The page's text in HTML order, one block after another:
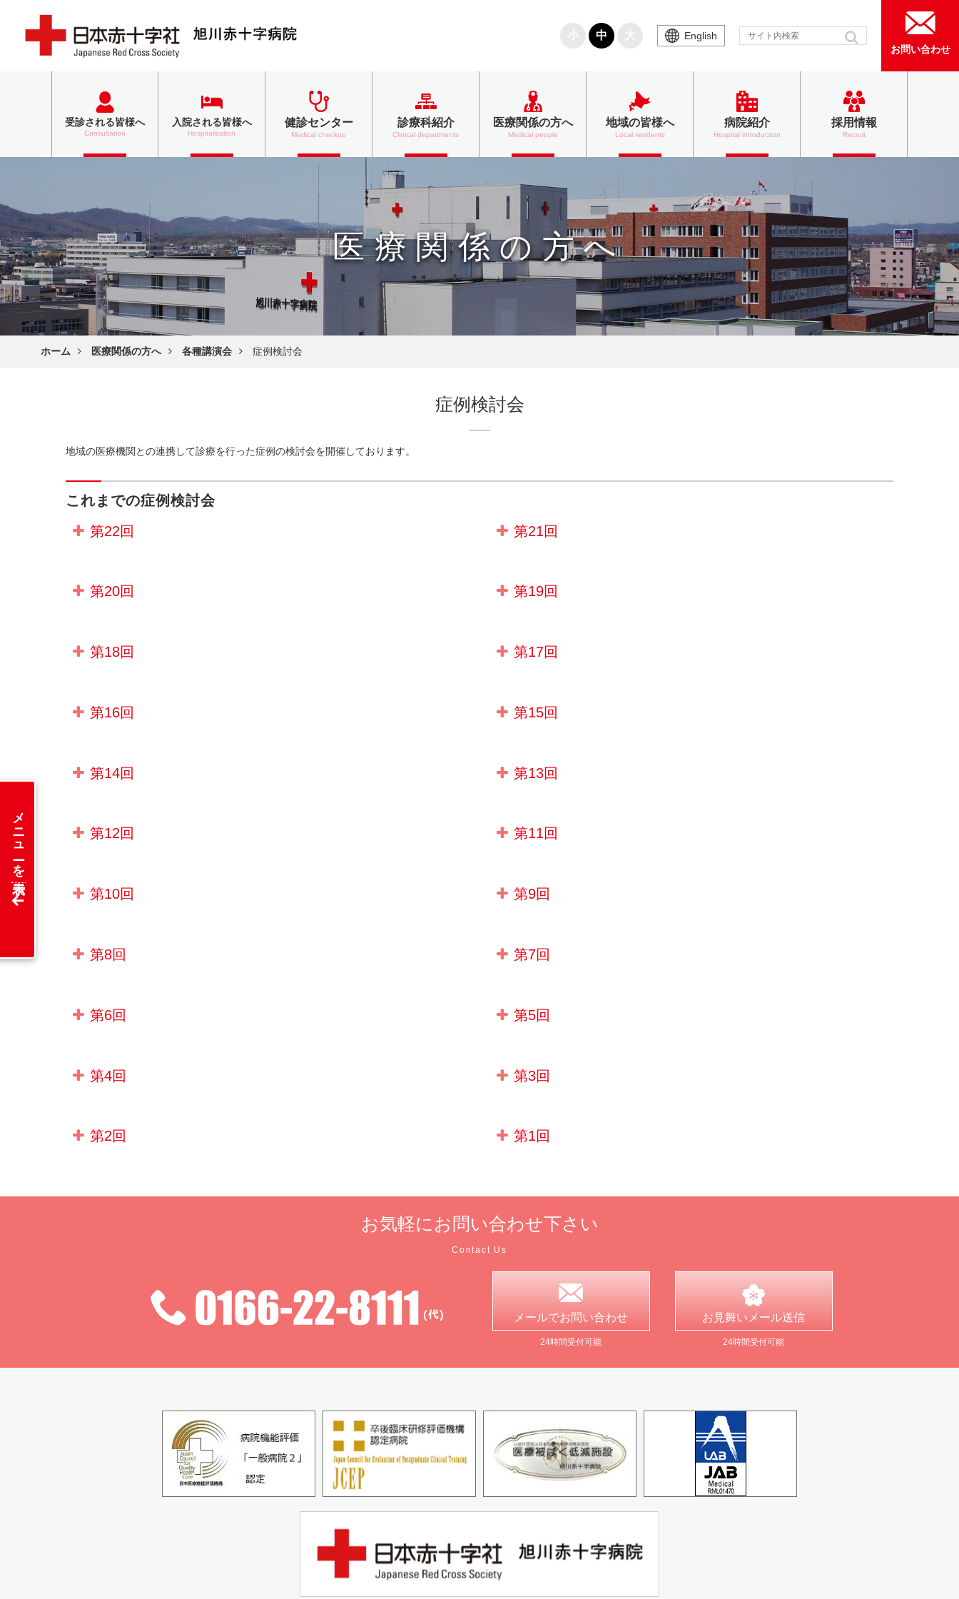
中
English
お問い合わせ
受診される皆様へ
Consultation
入院される皆様へ
Hospitalization
健診センター
Medical checkup
診療科紹介
Clinical departments
医療関係の方へ
Medical people
地域の皆様へ
Local residents
病院紹介
Hospital introduction
採用情報
Recruit
医療関係の方へ
メニューを表示
ホーム 医療関係の方へ 各種講演会 症例検討会
症例検討会
地域の医療機関との連携して診療を行った症例の検討会を開催しております。
これまでの症例検討会
第22回
第21回
第20回 第19回
第18回 第17回
第16回 第15回
第14回 第13回
第12回 第11回
第10回 第9回
第8回 第7回
第6回 第5回
第4回 第3回
第2回 第1回
お気軽に お問い合わせ下さい
Contact Us
メールでお問い合わせ
24時間受付可能
お見舞い メール送信
24時間受付可能